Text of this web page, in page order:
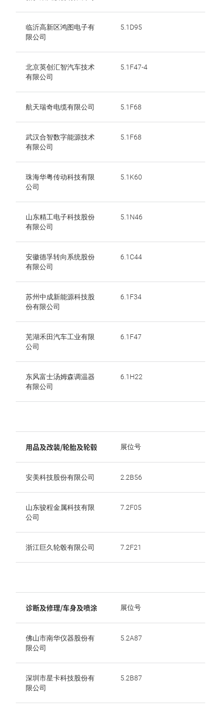
临沂高新区鸿图电子有
限公司
5.1D95
北京英创汇智汽车技术
有限公司
5.1F47-4
航天瑞奇电缆有限公司 5.1F68
武汉合智数字能源技术
有限公司
5.1F68
珠海华粤传动科技有限
公司
5.1K60
山东精工电子科技股份
有限公司
5.1N46
安徽德孚转向系统股份
有限公司
6.1C44
苏州中成新能源科技股
份有限公司
6.1F34
芜湖禾田汽车工业有限
公司
6.1F47
东风富士汤姆森调温器
有限公司
6.1H22
用品及改装/轮胎及轮毂 展位号
安美科技股份有限公司 2.2B56
山东骏程金属科技有限
公司
7.2F05
浙江巨久轮毂有限公司 7.2F21
诊断及修理/车身及喷涂 展位号
佛山市南华仪器股份有
限公司
5.2A87
深圳市星卡科技股份有
限公司
5.2B87